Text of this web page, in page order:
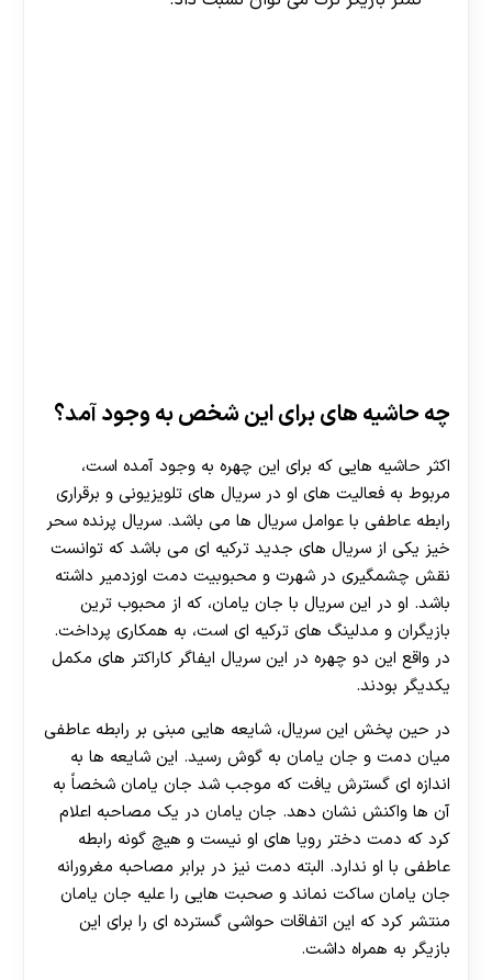
چه حاشیه های برای این شخص به وجود آمد؟
اکثر حاشیه هایی که برای این چهره به وجود آمده است،
مربوط به فعالیت های او در سریال های تلویزیونی و برقراری
رابطه عاطفی با عوامل سریال ها می باشد. سریال پرنده سحر
خیز یکی از سریال های جدید ترکیه ای می باشد که توانست
نقش چشمگیری در شهرت و محبوبیت دمت اوزدمیر داشته
باشد. او در این سریال با جان یامان، که از محبوب ترین
بازیگران و مدلینگ های ترکیه ای است، به همکاری پرداخت.
در واقع این دو چهره در این سریال ایفاگر کاراکتر های مکمل
یکدیگر بودند.
در حین پخش این سریال، شایعه هایی مبنی بر رابطه عاطفی
میان دمت و جان یامان به گوش رسید. این شایعه ها به
اندازه ای گسترش یافت که موجب شد جان یامان شخصاً به
آن ها واکنش نشان دهد. جان یامان در یک مصاحبه اعلام
کرد که دمت دختر رویا های او نیست و هیچ گونه رابطه
عاطفی با او ندارد. البته دمت نیز در برابر مصاحبه مغرورانه
جان یامان ساکت نماند و صحبت هایی را علیه جان یامان
منتشر کرد که این اتفاقات حواشی گسترده ای را برای این
بازیگر به همراه داشت.